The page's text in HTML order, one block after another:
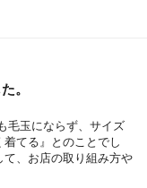
。
毛玉にならず、サイズ
てる』とのことでし
、お店の取り組み方や